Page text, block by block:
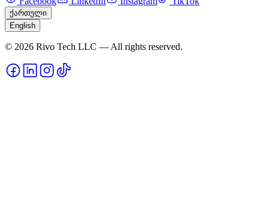
ქართული
English
© 2026 Rivo Tech LLC — All rights reserved.